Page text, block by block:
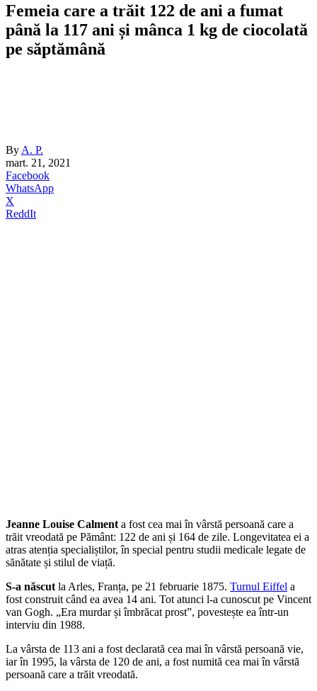
Femeia care a trăit 122 de ani a fumat
până la 117 ani și mânca 1 kg de ciocolată
pe săptămână
By A. P.
mart. 21, 2021
Facebook
WhatsApp
X
ReddIt
Jeanne Louise Calment a fost cea mai în vârstă persoană care a
trăit vreodată pe Pământ: 122 de ani și 164 de zile. Longevitatea ei a
atras atenția specialiștilor, în special pentru studii medicale legate de
sănătate și stilul de viață.
S-a născut la Arles, Franța, pe 21 februarie 1875. Turnul Eiffel a
fost construit când ea avea 14 ani. Tot atunci l-a cunoscut pe Vincent
van Gogh. „Era murdar și îmbrăcat prost”, povestește ea într-un
interviu din 1988.
La vârsta de 113 ani a fost declarată cea mai în vârstă persoană vie,
iar în 1995, la vârsta de 120 de ani, a fost numită cea mai în vârstă
persoană care a trăit vreodată.